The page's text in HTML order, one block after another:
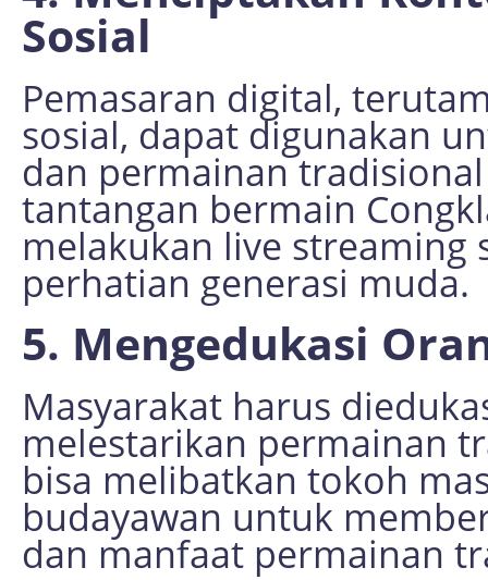
Sosial
Pemasaran digital,
sosial, dapat digunakan
dan permainan
tantangan bermain
melakukan live
perhatian generasi muda.
5. Mengedukasi
Masyarakat harus
melestarikan permainan
bisa melibatkan tokoh
budayawan untuk
dan manfaat permainan